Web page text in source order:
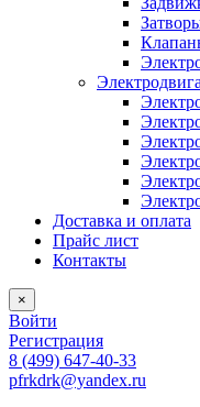
Доставка и оплата
Прайс лист
Контакты
×
Войти
Регистрация
8 (499) 647-40-33
pfrkdrk@yandex.ru